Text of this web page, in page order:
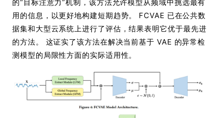
的“目标注意力”机制，该方法允许模型从频域中挑选最有
用的信息，以更好地构建短期趋势。 FCVAE 已在公共数
据集和大型云系统上进行了评估，结果表明它优于最先进
的方法。 这证实了该方法在解决当前基于 VAE 的异常检
测模型的局限性方面的实际适用性。